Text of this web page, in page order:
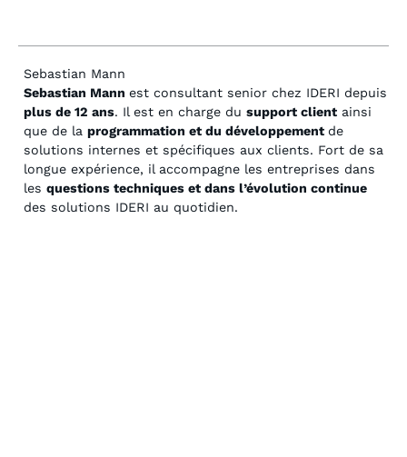
Sebastian Mann
Sebastian Mann est consultant senior chez IDERI depuis
plus de 12 ans. Il est en charge du support clientainsi
que de la programmation et du développement de
solutions internes et spécifiques aux clients. Fort de sa
longue expérience, il accompagne les entreprises dans
les questions techniques et dans l’évolution continue
des solutions IDERI au quotidien.